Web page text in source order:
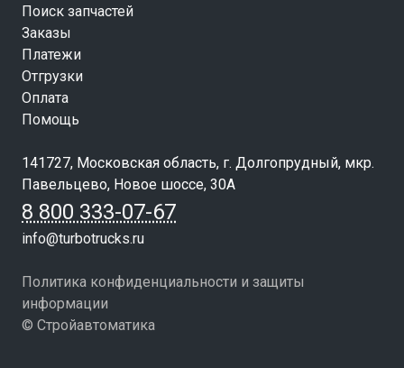
Поиск запчастей
Заказы
Платежи
Отгрузки
Оплата
Помощь
141727, Московская область, г. Долгопрудный, мкр.
Павельцево, Новое шоссе, 30А
8 800 333-07-67
info@turbotrucks.ru
Политика конфиденциальности и защиты
информации
© Стройавтоматика